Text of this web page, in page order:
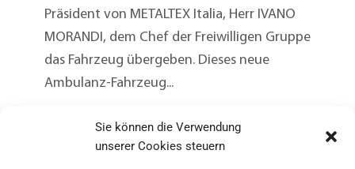
Sie können die Verwendung
unserer Cookies steuern
Präsident von METALTEX Italia, Herr IVANO
MORANDI, dem Chef der Freiwilligen Gruppe
das Fahrzeug übergeben. Dieses neue
Ambulanz-Fahrzeug...
WEITERLESEN